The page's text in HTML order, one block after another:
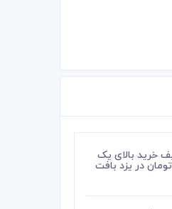
خرید بالای یک
در یزد بافت